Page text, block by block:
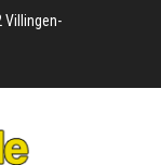
Villingen-